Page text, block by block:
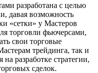
разработана с целью
давая возможность
«сетки» у Мастеров
торговли фьючерсами,
свои торговые
трейдинга, так и
разработке стратегии,
сделок.